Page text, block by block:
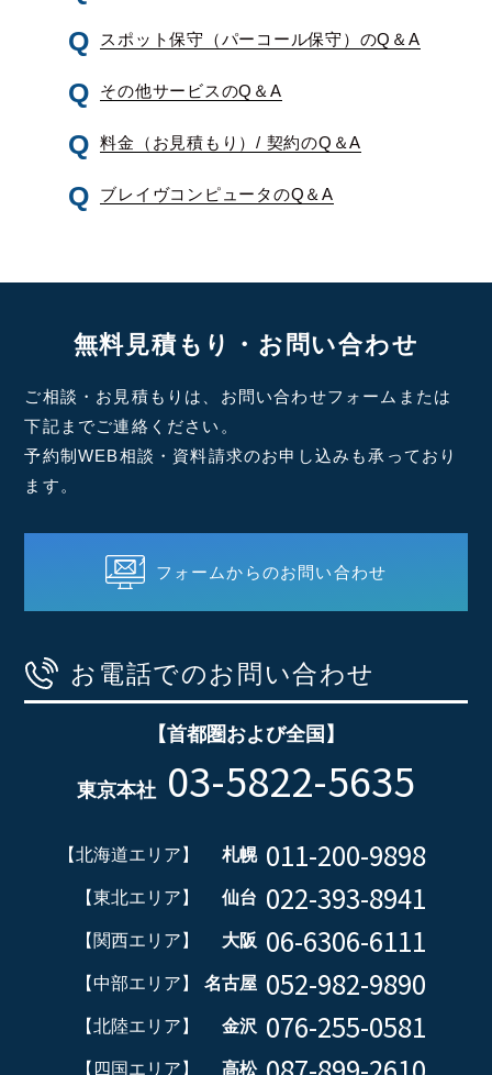
スポット保守（パーコール保守）のQ＆A
その他サービスのQ＆A
料金（お見積もり）/ 契約のQ＆A
ブレイヴコンピュータのQ＆A
無料見積もり・お問い合わせ
ご相談・お見積もりは、お問い合わせフォームまたは
下記までご連絡ください。
予約制WEB相談・資料請求のお申し込みも承っており
ます。
フォームからのお問い合わせ
お電話でのお問い合わせ
【首都圏および全国】
東京本社 03-5822-5635
【北海道エリア】 札幌 011-200-9898
【東北エリア】 仙台 022-393-8941
【関西エリア】 大阪 06-6306-6111
【中部エリア】 名古屋 052-982-9890
【北陸エリア】 金沢 076-255-0581
【四国エリア】 高松